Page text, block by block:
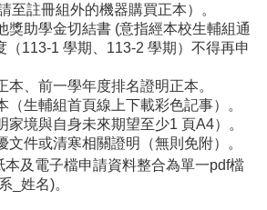
至註冊組外的機器購買正本）。
助學金切結書 (意指經本校生輔組通
（113-1 學期、113-2 學期）不得再申
、前一學年度排名證明正本。
生輔組首頁線上下載彩色記事）。
境與自身未來期望至少1 頁A4）。
件或清寒相關證明（無則免附）。
及電子檔申請資料整合為單一pdf檔
_姓名)。